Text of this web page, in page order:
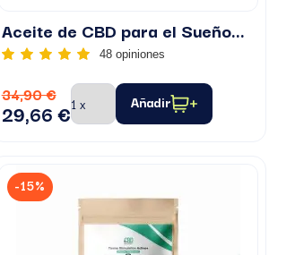
Aceite de CBD para el Sueño...
48 opiniones
34,90 €
29,66 € Añadir
-15%